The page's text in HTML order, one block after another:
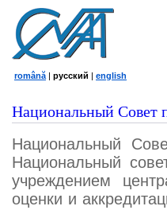
română | русский | english
Национальный Совет
Национальный
Национальный
учреждением
оценки и